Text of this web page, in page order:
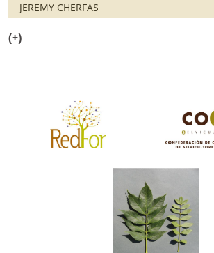
JEREMY CHERFAS
(+)